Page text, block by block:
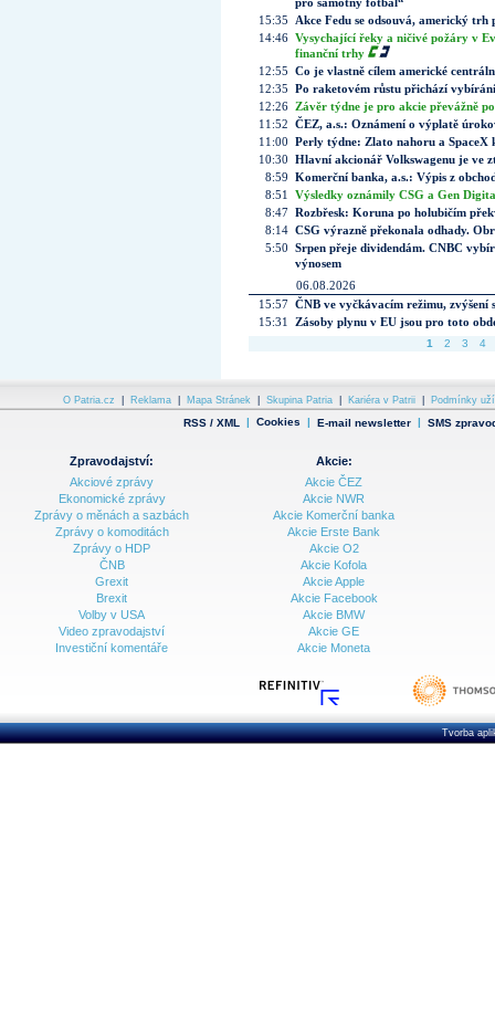
15:35
Akce Fedu se odsouvá, americký
14:46 Vysychající řeky a ničivé požáry v
finanční trhy
12:55 Co je vlastně cílem americké
12:35 Po raketovém růstu přichází
12:26 Závěr týdne je pro akcie převážně
11:52 ČEZ, a.s.: Oznámení o výplatě
11:00 Perly týdne: Zlato nahoru a SpaceX
10:30 Hlavní akcionář Volkswagenu je ve
8:59 Komerční banka, a.s.: Výpis z
8:51
Výsledky oznámily CSG a Gen
8:47 Rozbřesk: Koruna po holubičím
8:14 CSG výrazně překonala odhady.
5:50 Srpen přeje dividendám. CNBC
výnosem
06.08.2026
15:57 ČNB ve vyčkávacím režimu, zvýšení
15:31
Zásoby plynu v EU jsou pro toto
1 2 3 4
O Patria.cz Reklama Mapa Stránek Skupina Patria Kariéra v Patrii Podmínky
RSS / XML | Cookies | E-mail newsletter | SMS
Zpravodajství:
Akciové zprávy
Ekonomické zprávy
Zprávy o měnách a sazbách
Zprávy o komoditách
Zprávy o HDP
ČNB
Grexit
Brexit
Volby v USA
Video zpravodajství
Investiční komentáře
Akcie:
Akcie ČEZ
Akcie NWR
Akcie Komerční banka
Akcie Erste Bank
Akcie O2
Akcie Kofola
Akcie Apple
Akcie Facebook
Akcie BMW
Akcie GE
Akcie Moneta
Tvorba